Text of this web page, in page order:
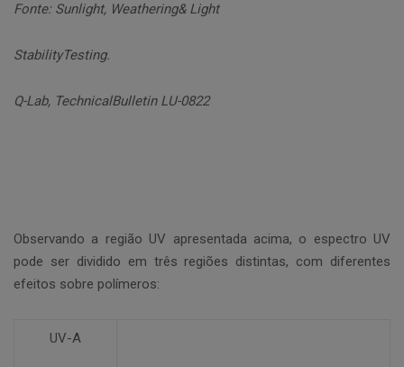
Fonte: Sunlight, Weathering& Light
StabilityTesting.
Q-Lab, TechnicalBulletin LU-0822
Observando a região UV apresentada acima, o espectro UV
pode ser dividido em três regiões distintas, com diferentes
efeitos sobre polímeros:
UV-A